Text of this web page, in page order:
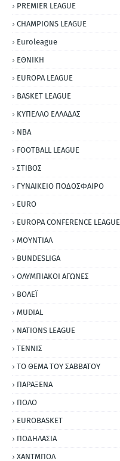
PREMIER LEAGUE
CHAMPIONS LEAGUE
Euroleague
ΕΘΝΙΚΗ
EUROPA LEAGUE
BASKET LEAGUE
ΚΥΠΕΛΛΟ ΕΛΛΑΔΑΣ
NBA
FOOTBALL LEAGUE
ΣΤΙΒΟΣ
ΓΥΝΑΙΚΕΙΟ ΠΟΔΟΣΦΑΙΡΟ
EURO
EUROPA CONFERENCE LEAGUE
ΜΟΥΝΤΙΑΛ
BUNDESLIGA
ΟΛΥΜΠΙΑΚΟΙ ΑΓΩΝΕΣ
ΒΟΛΕΪ
MUDIAL
NATIONS LEAGUE
ΤΕΝΝΙΣ
ΤΟ ΘΕΜΑ ΤΟΥ ΣΑΒΒΑΤΟΥ
ΠΑΡΑΞΕΝΑ
ΠΟΛΟ
EUROBASKET
ΠΟΔΗΛΑΣΙΑ
ΧΑΝΤΜΠΟΛ